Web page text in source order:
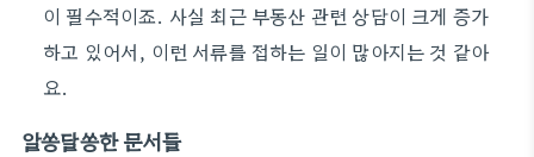
이 필수적이죠. 사실 최근 부동산 관련 상담이 크게 증가
하고 있어서, 이런 서류를 접하는 일이 많아지는 것 같아
요.
알쏭달쏭한 문서들